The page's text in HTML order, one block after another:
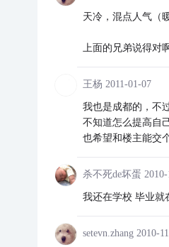
天冷，混点人气（
上面的兄弟说得对
王杨 2011-01-07
我也是成都的，不
不知道怎么提高自
也希望和楼主能交
杀不死de坏蛋
我还在学校 毕业就
setevn.zhang 2010-